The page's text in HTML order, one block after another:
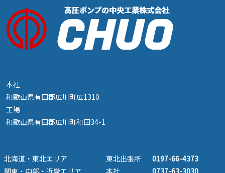
本社
和歌山県有田郡広川町広1310
工場
和歌山県有田郡広川町和田34-1
北海道・東北エリア 東北出張所
0197-66-4373